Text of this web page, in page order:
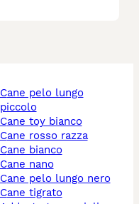
cane pelo lungo
piccolo
cane toy bianco
cane rosso razza
cane bianco
cane nano
cane pelo lungo nero
cane tigrato